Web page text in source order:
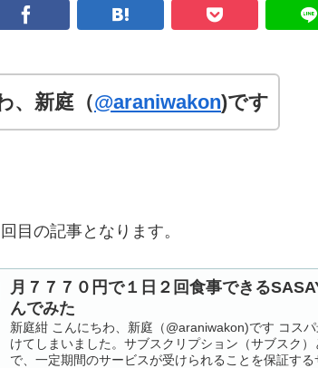
、新庭（@araniwakon)です
目の記事となります。
月７７７０円で１日２回食事できる
んでみた
新庭紺 こんにちわ、新庭（@araniwakon)です コス
けてしまいました。サブスクリプション（サブスク
で、一定期間のサービスが受けられることを保証する